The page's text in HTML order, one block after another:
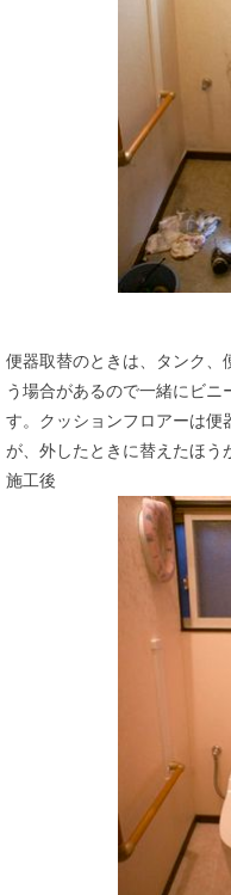
便器取替のときは、タンク、
う場合があるので一緒にビニ
す。クッションフロアーは便
が、外したときに替えたほう
施工後